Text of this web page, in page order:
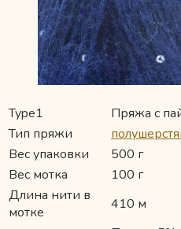
Type1
Пряжа с
Тип пряжи
Вес упаковки
500 г
Вес мотка
100 г
Длина нити в
мотке
410 м